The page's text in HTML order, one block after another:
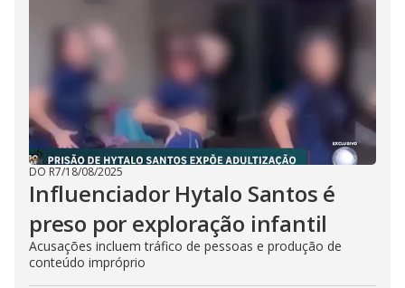
DO R7/18/08/2025
Influenciador Hytalo Santos é
preso por exploração infantil
Acusações incluem tráfico de pessoas e produção de
conteúdo impróprio